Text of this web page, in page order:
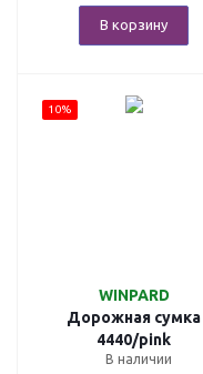
В корзину
10%
WINPARD
Дорожная сумка
4440/pink
В наличии